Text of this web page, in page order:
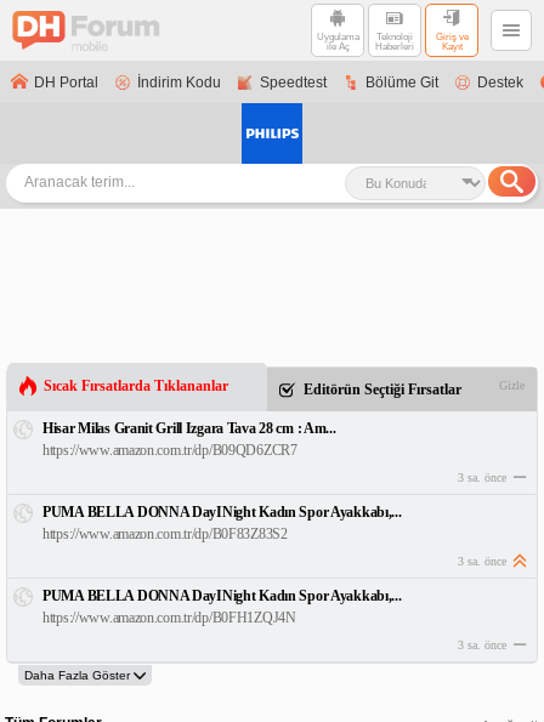
Uygulama
ile Aç
Teknoloji
Haberleri
Giriş ve
Kayıt
DH Portal İndirim Kodu Speedtest Bölüme Git Destek
Sıcak Fırsatlarda Tıklananlar Editörün Seçtiği Fırsatlar Gizle
Hisar Milas Granit Grill Izgara Tava 28 cm : Am...
https://www.amazon.com.tr/dp/B09QD6ZCR7
3 sa. önce
PUMA BELLA DONNA DayINight Kadın Spor Ayakkabı,...
https://www.amazon.com.tr/dp/B0F83Z83S2
3 sa. önce
PUMA BELLA DONNA DayINight Kadın Spor Ayakkabı,...
https://www.amazon.com.tr/dp/B0FH1ZQJ4N
3 sa. önce